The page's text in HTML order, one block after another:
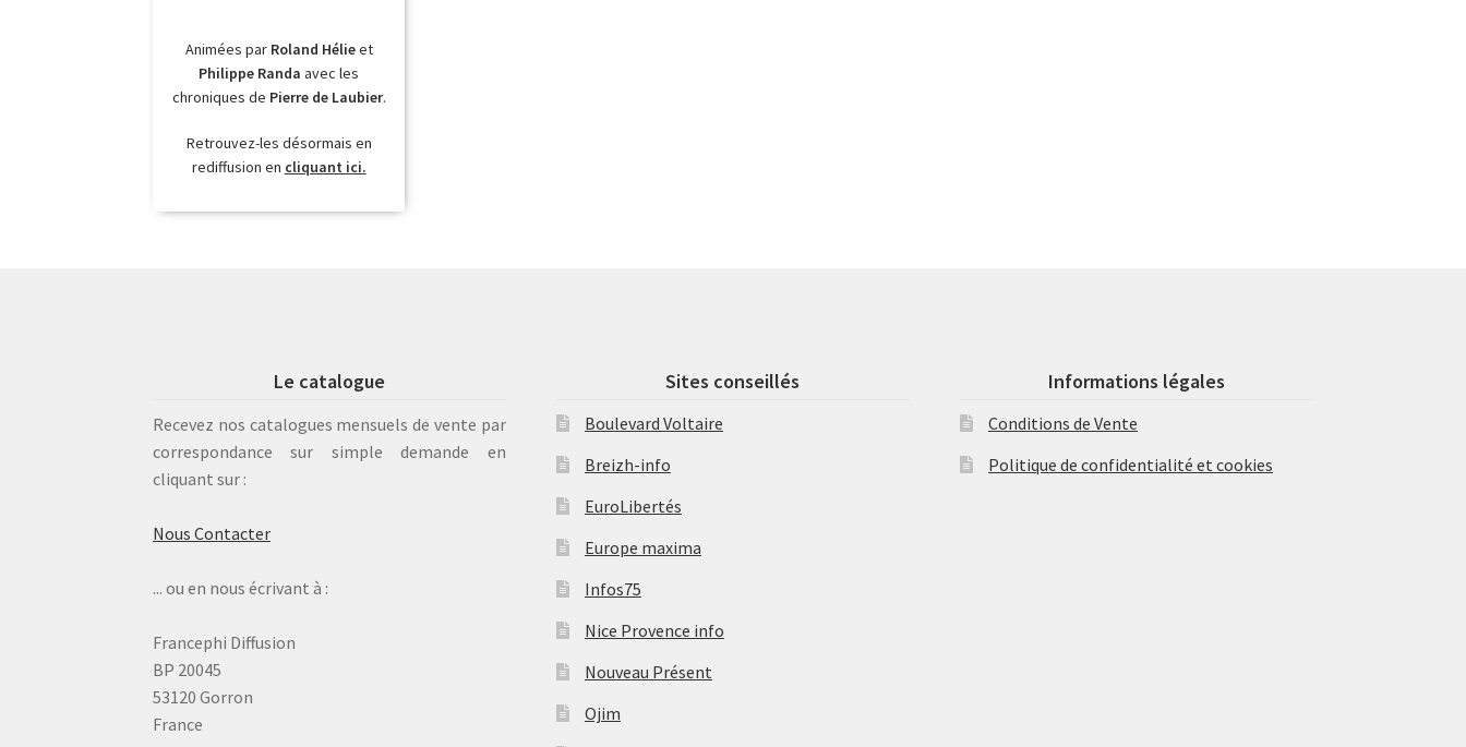
Animées par Roland Hélieet
Philippe Randa avec les
chroniques de Pierre de Laubier.
Retrouvez-les désormais en
rediffusion en cliquant ici.
Le catalogue
Recevez nos catalogues mensuels de vente par
correspondance sur simple demande en
cliquant sur :
Nous Contacter
... ou en nous écrivant à :
Francephi Diffusion
BP 20045
53120 Gorron
France
Sites conseillés
Boulevard Voltaire
Breizh-info
EuroLibertés
Europe maxima
Infos75
Nice Provence info
Nouveau Présent
Ojim
Informations légales
Conditions de Vente
Politique de confidentialité et cookies